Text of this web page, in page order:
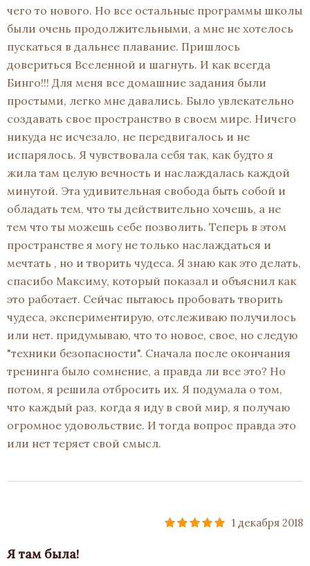
чего то нового. Но все остальные программы школы
были очень продолжительными, а мне не хотелось
пускаться в дальнее плавание. Пришлось
довериться Вселенной и шагнуть. И как всегда
Бинго!!! Для меня все домашние задания были
простыми, легко мне давались. Было увлекательно
создавать свое пространство в своем мире. Ничего
никуда не исчезало, не передвигалось и не
испарялось. Я чувствовала себя так, как будто я
жила там целую вечность и наслаждалась каждой
минутой. Эта удивительная свобода быть собой и
обладать тем, что ты действительно хочешь, а не
тем что ты можешь себе позволить. Теперь в этом
пространстве я могу не только наслаждаться и
мечтать , но и творить чудеса. Я знаю как это делать,
спасибо Максиму, который показал и объяснил как
это работает. Сейчас пытаюсь пробовать творить
чудеса, экспериментирую, отслеживаю получилось
или нет. придумываю, что то новое, свое, но следую
"техники безопасности". Сначала после окончания
тренинга было сомнение, а правда ли все это? Но
потом, я решила отбросить их. Я подумала о том,
что каждый раз, когда я иду в свой мир, я получаю
огромное удовольствие. И тогда вопрос правда это
или нет теряет свой смысл.
1 декабря 2018
Я там была!